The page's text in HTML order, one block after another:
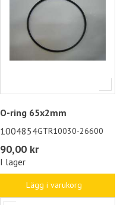
O-ring 65x2mm
1004854GTR10030-26600
90,00 kr
I lager
Lägg i varukorg